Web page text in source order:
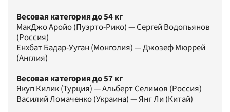
Весовая категория до 54 кг
МакДжо Аройо (Пуэрто-Рико) — Сергей Водопьянов
(Россия)
Енхбат Бадар-Ууган (Монголия) — Джозеф Мюррей
(Англия)
Весовая категория до 57 кг
Якуп Килик (Турция) — Альберт Селимов (Россия)
Василий Ломаченко (Украина) — Янг Ли (Китай)